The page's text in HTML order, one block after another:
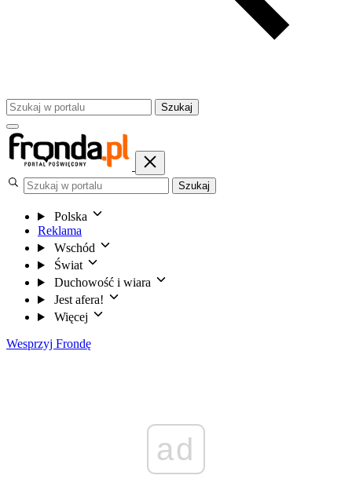
Szukaj
Szukaj
Polska
Reklama
Wschód
Świat
Duchowość i wiara
Jest afera!
Więcej
Wesprzyj Frondę
ad